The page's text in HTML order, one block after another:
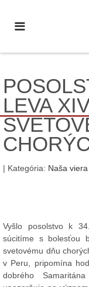
LEVA
| Kategória: Naša viera
Vyšlo posolstvo k
súcitíme s bolesťou
svetovému dňu
v Peru, pripomína
dobrého